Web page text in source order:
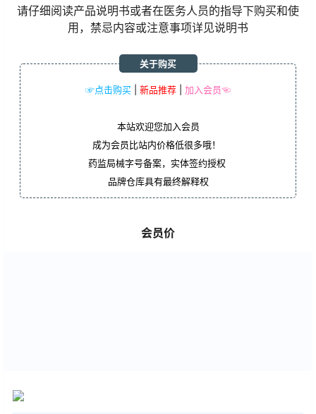
请仔细阅读产品说明书或者在医务人员的指导下购买和使
用，禁忌内容或注意事项详见说明书
☞点击购买 新品推荐 加入会员☜
关于购买
本站欢迎您加入会员
成为会员比站内价格低很多哦！
药监局械字号备案，实体签约授权
品牌仓库具有最终解释权
会员价